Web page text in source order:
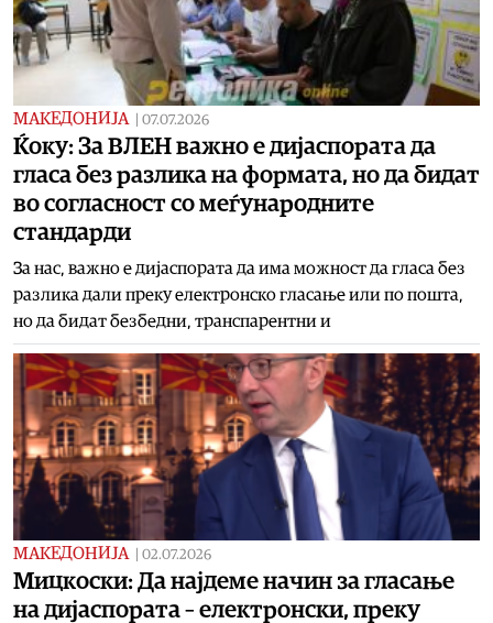
МАКЕДОНИЈА 07.07.2026
Ќоку: За ВЛЕН важно е дијаспората да
гласа без разлика на формата, но да бидат
во согласност со меѓународните
стандарди
За нас, важно е дијаспората да има можност да гласа без
разлика дали преку електронско гласање или по пошта,
но да бидат безбедни, транспарентни и
МАКЕДОНИЈА 02.07.2026
Мицкоски: Да најдеме начин за гласање
на дијаспората – електронски, преку